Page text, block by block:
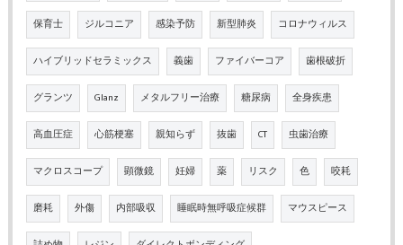
保育士 ジルコニア 感染予防 新型肺炎 コロナウィルス
ハイブリッドセラミックス 義歯 ファイバーコア 歯根破折
グランツ Glanz メタルフリー治療 糖尿病 全身疾患
高血圧症 心筋梗塞 親知らず 抜歯 CT 虫歯治療
マクロスコープ 顕微鏡 妊婦 薬 リスク 色 咬耗
磨耗 外傷 内部吸収 睡眠時無呼吸症候群 マウスピース